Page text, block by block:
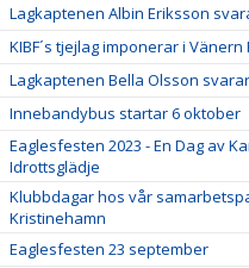
Lagkaptenen Albin Eriksson
KIBF´s tjejlag imponerar i Vänern
Lagkaptenen Bella Olsson svarar
Innebandybus startar 6 oktober
Eaglesfesten 2023 - En Dag av
Idrottsglädje
Klubbdagar hos vår
Kristinehamn
Eaglesfesten 23 september